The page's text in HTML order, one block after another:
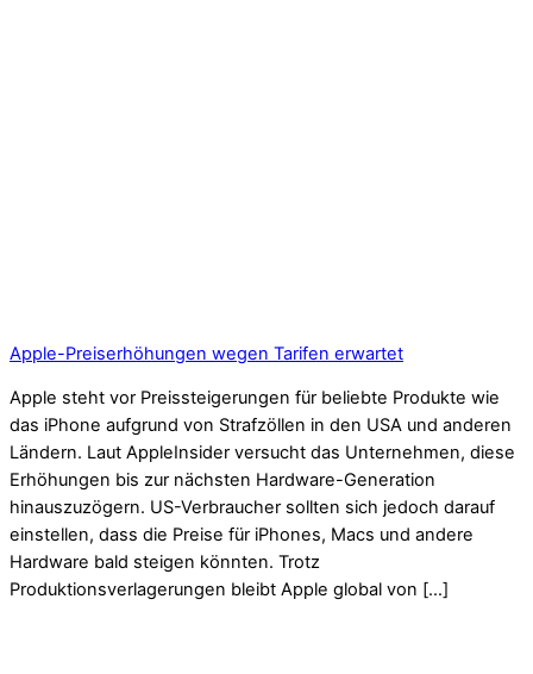
Apple-Preiserhöhungen wegen Tarifen erwartet
Apple steht vor Preissteigerungen für beliebte Produkte wie
das iPhone aufgrund von Strafzöllen in den USA und anderen
Ländern. Laut AppleInsider versucht das Unternehmen, diese
Erhöhungen bis zur nächsten Hardware-Generation
hinauszuzögern. US-Verbraucher sollten sich jedoch darauf
einstellen, dass die Preise für iPhones, Macs und andere
Hardware bald steigen könnten. Trotz
Produktionsverlagerungen bleibt Apple global von […]